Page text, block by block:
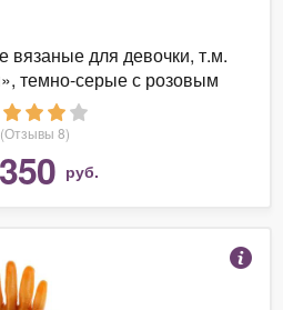
вязаные для девочки, т.м.
темно-серые с розовым
(Отзывы 8)
350 руб.